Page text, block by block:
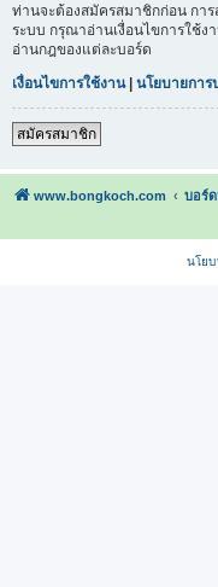
ท่านจะต้องสมัครสมาชิกก่อน กา
ระบบ กรุณาอ่านเงื่อนไขการใช้
อ่านกฎของแต่ละบอร์ด
เงื่อนไขการใช้งาน| นโยบายกา
สมัครสมาชิก
www.bongkoch.com บอร์
นโย